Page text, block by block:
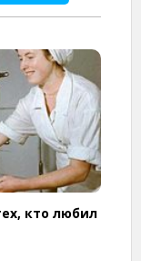
кто любил